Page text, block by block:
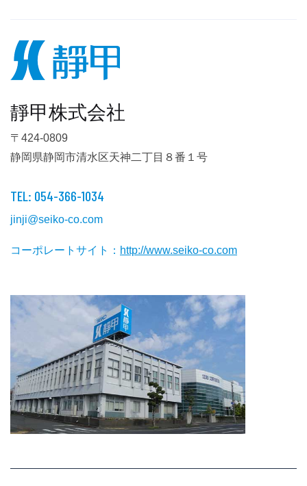
靜甲株式会社
〒424-0809
静岡県静岡市清水区天神二丁目８番１号
TEL: 054-366-1034
jinji@seiko-co.com
コーポレートサイト： http://www.seiko-co.com